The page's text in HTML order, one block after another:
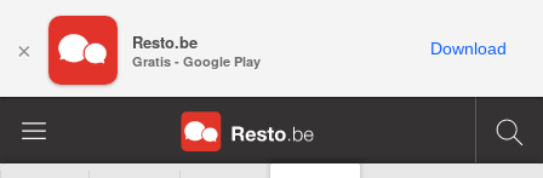
× Resto.be
Gratis - Google Play
Download